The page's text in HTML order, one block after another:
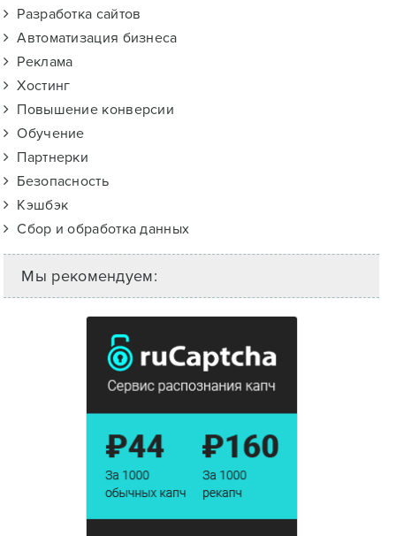
Разработка сайтов
Автоматизация бизнеса
Реклама
Хостинг
Повышение конверсии
Обучение
Партнерки
Безопасность
Кэшбэк
Сбор и обработка данных
Мы рекомендуем: